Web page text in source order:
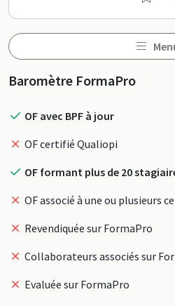
Profil
Baromètre FormaPro
OF avec BPF à jour
OF certifié Qualiopi
OF formant plus de 20
OF associé à une ou plusieurs
Revendiquée sur FormaPro
Collaborateurs associés sur
Evaluée sur FormaPro